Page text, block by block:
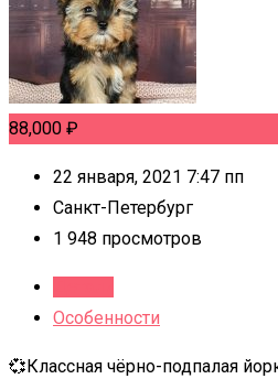
88,000 ₽
22 января, 2021 7:47 пп
Санкт-Петербург
1 948 просмотров
Особенности
💞Классная чёрно-подпалая